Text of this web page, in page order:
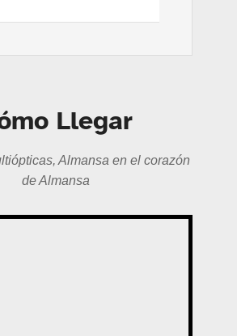
Llegar
Almansa en el corazón
de Almansa